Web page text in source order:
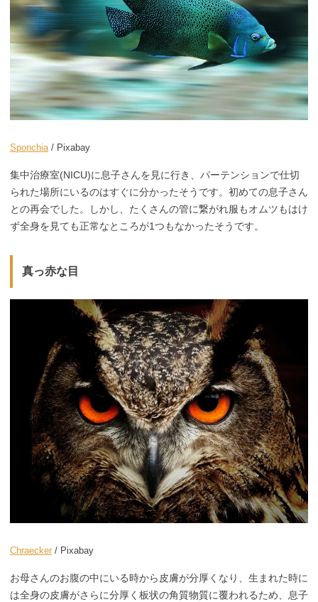
Sponchia / Pixabay
集中治療室(NICU)に息子さんを見に行き、パーテンションで仕切
られた場所にいるのはすぐに分かったそうです。初めての息子さん
との再会でした。しかし、たくさんの管に繋がれ服もオムツもはけ
ず全身を見ても正常なところが1つもなかったそうです。
真っ赤な目
Chraecker / Pixabay
お母さんのお腹の中にいる時から皮膚が分厚くなり、生まれた時に
は全身の皮膚がさらに分厚く板状の角質物質に覆われるため、息子